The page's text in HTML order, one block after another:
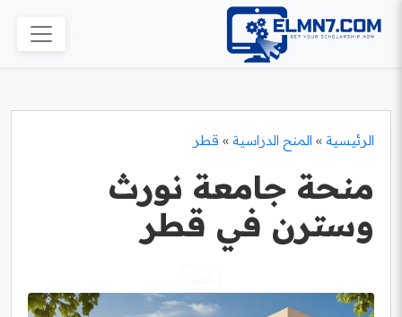
الرئيسية » المنح الدراسية » قطر
منحة جامعة نورث
وسترن في قطر